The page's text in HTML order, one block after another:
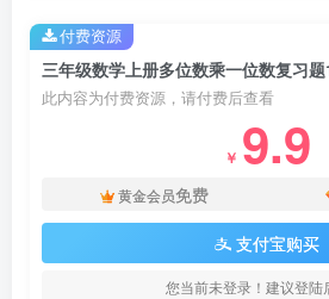
三年级数学上册多位数乘一位数复习题
此内容为付费资源，请付费后查看
￥ 9.9
黄金会员免费
支付宝购买
您当前未登录！建议登
付费资源